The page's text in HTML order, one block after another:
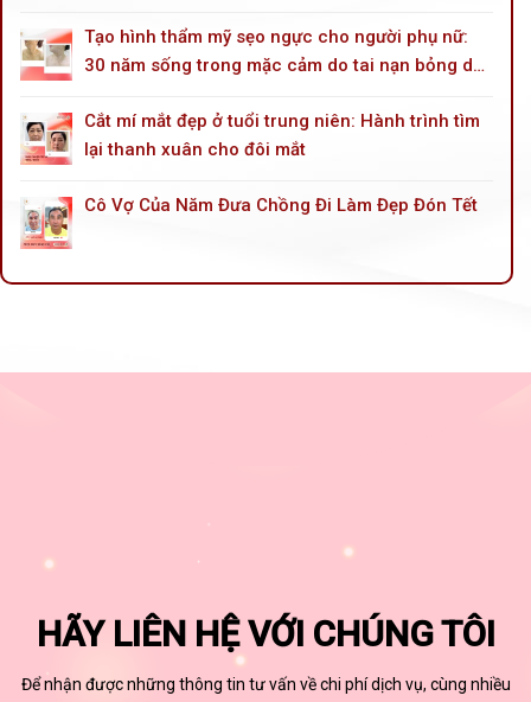
Tạo hình thẩm mỹ sẹo ngực cho người phụ nữ:
30 năm sống trong mặc cảm do tai nạn bỏng dầu
Cắt mí mắt đẹp ở tuổi trung niên: Hành trình tìm
lại thanh xuân cho đôi mắt
Cô Vợ Của Năm Đưa Chồng Đi Làm Đẹp Đón Tết
HÃY LIÊN HỆ VỚI CHÚNG TÔI
Để nhận được những thông tin tư vấn về chi phí dịch vụ, cùng nhiều